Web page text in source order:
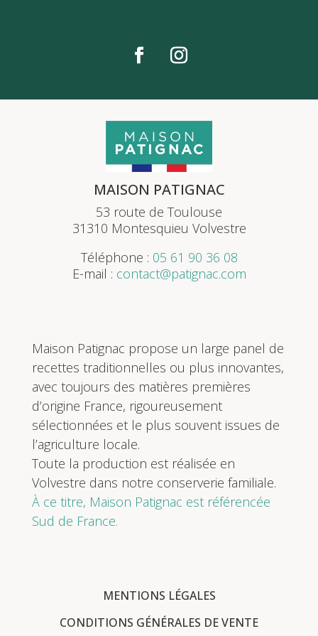
MAISON PATIGNAC
53 route de Toulouse
31310 Montesquieu Volvestre
Téléphone : 05 61 90 36 08
E-mail : contact@patignac.com
Maison Patignac propose un large panel de
recettes traditionnelles ou plus innovantes,
avec toujours des matières premières
d’origine France, rigoureusement
sélectionnées et le plus souvent issues de
l’agriculture locale.
Toute la production est réalisée en
Volvestre dans notre conserverie familiale.
À ce titre, Maison Patignac est référencée
Sud de France.
MENTIONS LÉGALES
CONDITIONS GÉNÉRALES DE VENTE